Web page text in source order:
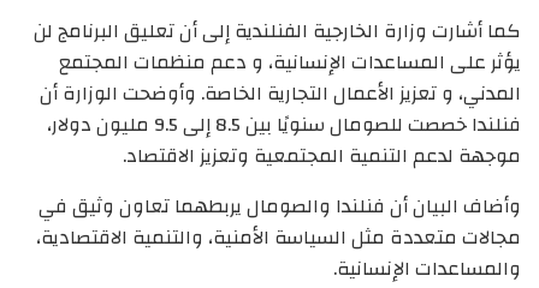
كما أشارت وزارة الخارجية الفنلندية إلى أن تعليق البرنامج لن
يؤثر على المساعدات الإنسانية، و دعم منظمات المجتمع
المدني، و تعزيز الأعمال التجارية الخاصة. وأوضحت الوزارة أن
فنلندا خصصت للصومال سنويًا بين 8.5 إلى 9.5 مليون دولار،
موجهة لدعم التنمية المجتمعية وتعزيز الاقتصاد.
وأضاف البيان أن فنلندا والصومال يربطهما تعاون وثيق في
مجالات متعددة مثل السياسة الأمنية، والتنمية الاقتصادية،
والمساعدات الإنسانية.